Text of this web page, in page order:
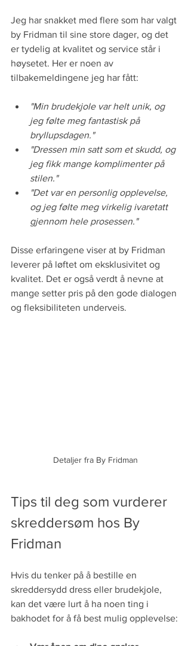
Jeg har snakket med flere som har valgt
by Fridman til sine store dager, og det
er tydelig at kvalitet og service står i
høysetet. Her er noen av
tilbakemeldingene jeg har fått:
"Min brudekjole var helt unik, og
jeg følte meg fantastisk på
bryllupsdagen."
"Dressen min satt som et skudd, og
jeg fikk mange komplimenter på
stilen."
"Det var en personlig opplevelse,
og jeg følte meg virkelig ivaretatt
gjennom hele prosessen."
Disse erfaringene viser at by Fridman
leverer på løftet om eksklusivitet og
kvalitet. Det er også verdt å nevne at
mange setter pris på den gode dialogen
og fleksibiliteten underveis.
Detaljer fra By Fridman
Tips til deg som vurderer
skreddersøm hos By
Fridman
Hvis du tenker på å bestille en
skreddersydd dress eller brudekjole,
kan det være lurt å ha noen ting i
bakhodet for å få best mulig opplevelse: